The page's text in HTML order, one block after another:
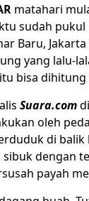
matahari
sudah pukul
Baru,
yang lalu-
itu bisa dihitung
Suara.com
oleh
di balik
sibuk dengan
payah